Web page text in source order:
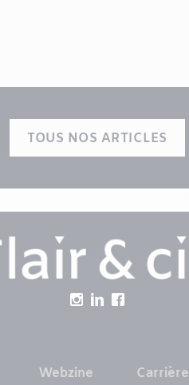
TOUS NOS ARTICLES
Webzine Carrière